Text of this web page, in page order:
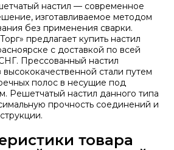
настил — современное
изготавливаемое методом
без применения сварки.
предлагает купить настил
с доставкой по всей
Прессованный настил
высококачественной стали путем
полос в несущие под
Решетчатый настил данного типа
прочность соединений и
товара